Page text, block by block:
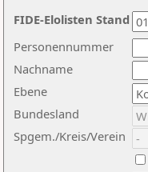
Nachname
Ebene
Personennummer
Bundesland
Spgem./Kreis/Verein
FIDE-Elolisten Stand